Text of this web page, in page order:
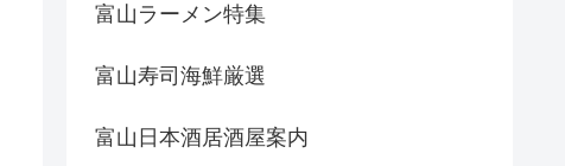
富山ラーメン特集
富山寿司海鮮厳選
富山日本酒居酒屋案内